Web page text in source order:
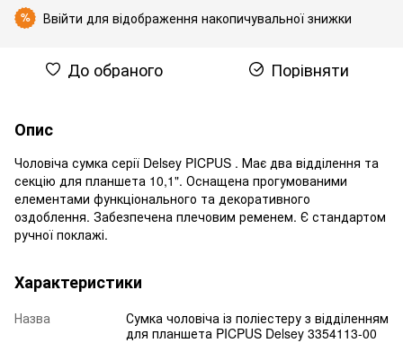
% Ввійти для відображення накопичувальної знижки
До обраного Порівняти
Опис
Чоловіча сумка серії Delsey PICPUS . Має два відділення та
секцію для планшета 10,1". Оснащена прогумованими
елементами функціонального та декоративного
оздоблення. Забезпечена плечовим ременем. Є стандартом
ручної поклажі.
Характеристики
Назва
Сумка чоловіча із поліестеру з відділенням
для планшета PICPUS Delsey 3354113-00